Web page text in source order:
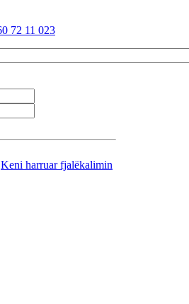
72 11 023
Keni harruar fjalëkalimin